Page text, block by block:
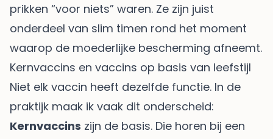
prikken “voor niets” waren. Ze zijn juist
onderdeel van slim timen rond het moment
waarop de moederlijke bescherming afneemt.
Kernvaccins en vaccins op basis van leefstijl
Niet elk vaccin heeft dezelfde functie. In de
praktijk maak ik vaak dit onderscheid:
Kernvaccins zijn de basis. Die horen bij een